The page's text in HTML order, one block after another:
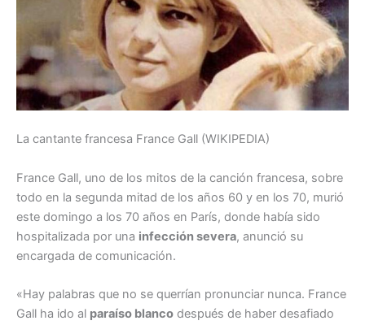
La cantante francesa France Gall (WIKIPEDIA)
France Gall, uno de los mitos de la canción francesa, sobre
todo en la segunda mitad de los años 60 y en los 70, murió
este domingo a los 70 años en París, donde había sido
hospitalizada por una infección severa, anunció su
encargada de comunicación.
«Hay palabras que no se querrían pronunciar nunca. France
Gall ha ido al paraíso blanco después de haber desafiado